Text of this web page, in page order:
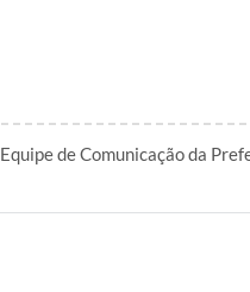
Equipe de Comunicação da